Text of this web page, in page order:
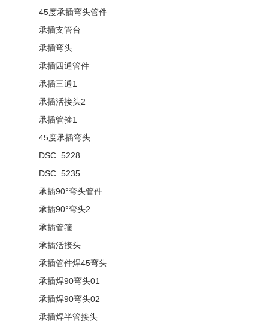
45度承插弯头管件
承插支管台
承插弯头
承插四通管件
承插三通1
承插活接头2
承插管箍1
45度承插弯头
DSC_5228
DSC_5235
承插90°弯头管件
承插90°弯头2
承插管箍
承插活接头
承插管件焊45弯头
承插焊90弯头01
承插焊90弯头02
承插焊半管接头